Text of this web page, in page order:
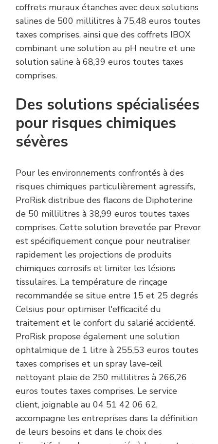
coffrets muraux étanches avec deux solutions
salines de 500 millilitres à 75,48 euros toutes
taxes comprises, ainsi que des coffrets IBOX
combinant une solution au pH neutre et une
solution saline à 68,39 euros toutes taxes
comprises.
Des solutions spécialisées
pour risques chimiques
sévères
Pour les environnements confrontés à des
risques chimiques particulièrement agressifs,
ProRisk distribue des flacons de Diphoterine
de 50 millilitres à 38,99 euros toutes taxes
comprises. Cette solution brevetée par Prevor
est spécifiquement conçue pour neutraliser
rapidement les projections de produits
chimiques corrosifs et limiter les lésions
tissulaires. La température de rinçage
recommandée se situe entre 15 et 25 degrés
Celsius pour optimiser l'efficacité du
traitement et le confort du salarié accidenté.
ProRisk propose également une solution
ophtalmique de 1 litre à 255,53 euros toutes
taxes comprises et un spray lave-œil
nettoyant plaie de 250 millilitres à 266,26
euros toutes taxes comprises. Le service
client, joignable au 04 51 42 06 62,
accompagne les entreprises dans la définition
de leurs besoins et dans le choix des